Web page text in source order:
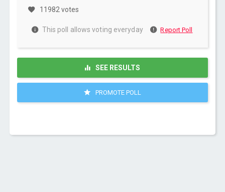
11982 votes
This poll allows voting everyday Report Poll
SEE RESULTS
PROMOTE POLL